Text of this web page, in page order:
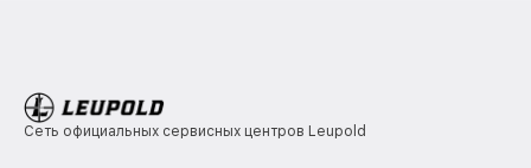
Сеть официальных сервисных центров Leupold